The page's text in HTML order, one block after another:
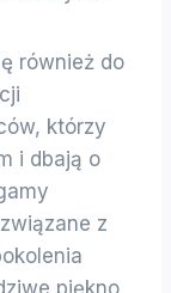
również do
którzy
i dbają o
z
piękno